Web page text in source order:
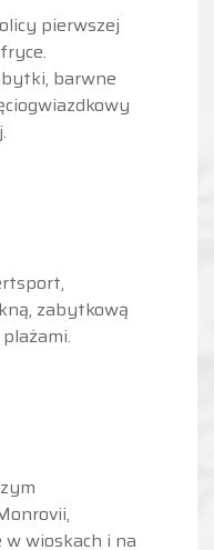
pierwszej
barwne
zabytkową
wioskach i na